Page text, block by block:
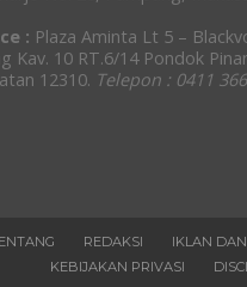
: Plaza Aminta Lt 5 –
Kav. 10 RT.6/14 Pondok
12310. Telepon : 0411
REDAKSI
IKLAN
KEBIJAKAN PRIVASI